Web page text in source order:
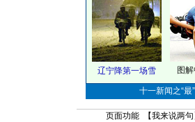
辽宁降第一场雪 图
十一新闻之“
页面功能 【我来说两句